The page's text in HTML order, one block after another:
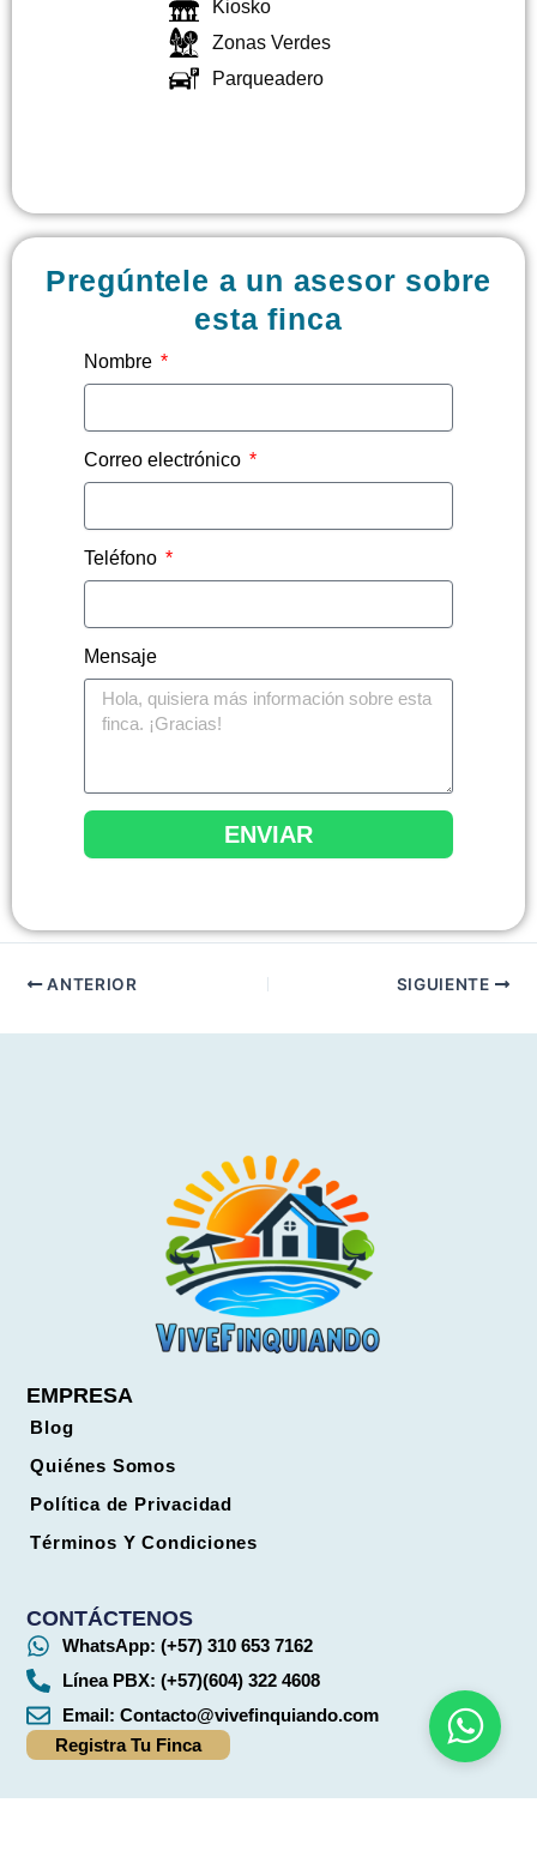
Kiosko
Zonas Verdes
Parqueadero
Pregúntele a un asesor sobre
esta finca
Nombre
Correo electrónico
Teléfono
Mensaje
ENVIAR
ANTERIOR SIGUIENTE
EMPRESA
Blog
Quiénes Somos
Política de Privacidad
Términos Y Condiciones
CONTÁCTENOS
WhatsApp: (+57) 310 653 7162
Línea PBX: (+57)(604) 322 4608
Email:Contacto@vivefinquiando.com
Registra Tu Finca